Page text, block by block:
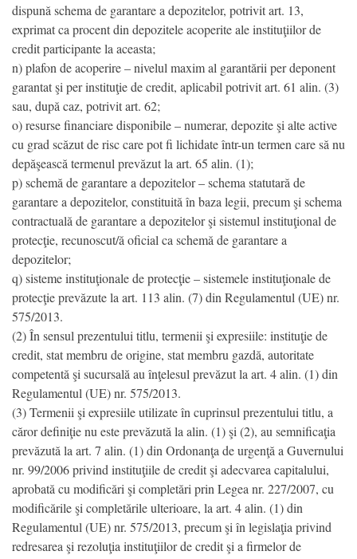
dispună schema de garantare a depozitelor, potrivit art. 13,
exprimat ca procent din depozitele acoperite ale instituţiilor de
credit participante la aceasta;
n) plafon de acoperire – nivelul maxim al garantării per deponent
garantat şi per instituţie de credit, aplicabil potrivit art. 61 alin. (3)
sau, după caz, potrivit art. 62;
o) resurse financiare disponibile – numerar, depozite şi alte active
cu grad scăzut de risc care pot fi lichidate într-un termen care să nu
depăşească termenul prevăzut la art. 65 alin. (1);
p) schemă de garantare a depozitelor – schema statutară de
garantare a depozitelor, constituită în baza legii, precum şi schema
contractuală de garantare a depozitelor şi sistemul instituţional de
protecţie, recunoscut/ă oficial ca schemă de garantare a
depozitelor;
q) sisteme instituţionale de protecţie – sistemele instituţionale de
protecţie prevăzute la art. 113 alin. (7) din Regulamentul (UE) nr.
575/2013.
(2) În sensul prezentului titlu, termenii şi expresiile: instituţie de
credit, stat membru de origine, stat membru gazdă, autoritate
competentă şi sucursală au înţelesul prevăzut la art. 4 alin. (1) din
Regulamentul (UE) nr. 575/2013.
(3) Termenii şi expresiile utilizate în cuprinsul prezentului titlu, a
căror definiţie nu este prevăzută la alin. (1) şi (2), au semnificaţia
prevăzută la art. 7 alin. (1) din Ordonanţa de urgenţă a Guvernului
nr. 99/2006 privind instituţiile de credit şi adecvarea capitalului,
aprobată cu modificări şi completări prin Legea nr. 227/2007, cu
modificările şi completările ulterioare, la art. 4 alin. (1) din
Regulamentul (UE) nr. 575/2013, precum şi în legislaţia privind
redresarea şi rezoluţia instituţiilor de credit şi a firmelor de